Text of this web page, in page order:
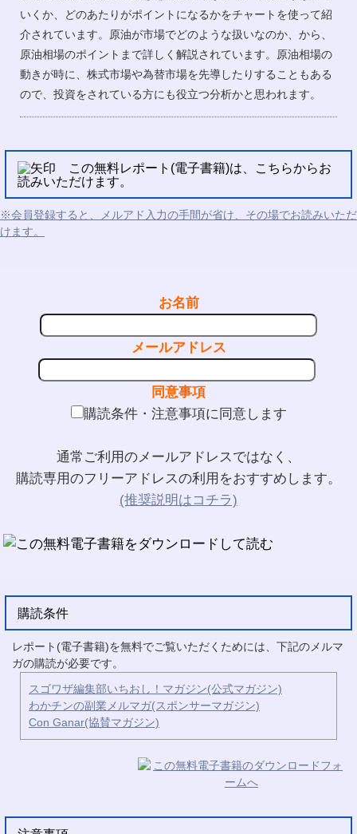
いくか、どのあたりがポイントになるかをチャートを使って紹
介されています。原油が市場でどのような扱いなのか、から、
原油相場のポイントまで詳しく解説されています。原油相場の
動きが時に、株式市場や為替市場を先導したりすることもある
ので、投資をされている方にも役立つ分析かと思われます。
この無料レポート(電子書籍)は、こちらからお
読みいただけます。
※会員登録すると、メルアド入力の手間が省け、その場でお読みいただ
けます。
お名前
メールアドレス
同意事項
購読条件・注意事項に同意します
通常ご利用のメールアドレスではなく、
購読専用のフリーアドレスの利用をおすすめします。
(推奨説明はコチラ)
購読条件
レポート(電子書籍)を無料でご覧いただくためには、下記のメルマ
ガの購読が必要です。
スゴワザ編集部いちおし！マガジン(公式マガジン)
わかチンの副業メルマガ(スポンサーマガジン)
Con Ganar(協賛マガジン)